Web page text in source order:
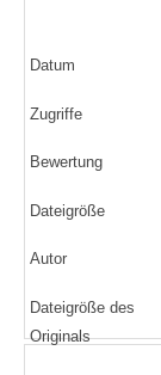
Datum
Zugriffe
Bewertung
Dateigröße
Autor
Dateigröße des
Originals